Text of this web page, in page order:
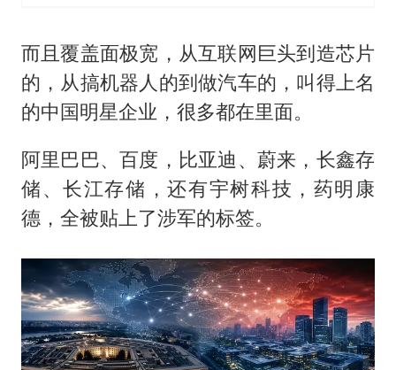
而且覆盖面极宽，从互联网巨头到造芯片
的，从搞机器人的到做汽车的，叫得上名
的中国明星企业，很多都在里面。
阿里巴巴、百度，比亚迪、蔚来，长鑫存
储、长江存储，还有宇树科技，药明康
德，全被贴上了涉军的标签。